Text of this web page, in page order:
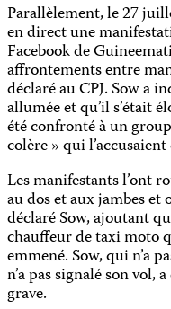
Parallèlement, le 27
en direct une
Facebook de
affrontements entre
déclaré au CPJ. Sow a
allumée et qu’il s’était
été confronté à un
colère » qui
Les manifestants l’ont
au dos et aux jambes
déclaré Sow, ajoutant
chauffeur de taxi moto
emmené. Sow, qui n’a
n’a pas signalé son vol,
grave.